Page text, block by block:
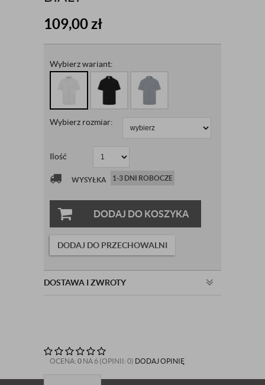
109,00zł
Wybierz wariant:
Wybierz rozmiar:
Ilość
WYSYŁKA 1-3 DNI ROBOCZE
DODAJ DO KOSZYKA
DODAJ DO PRZECHOWALNI
DOSTAWA I ZWROTY
OCENA: 0 NA 6 (OPINII: 0) DODAJ OPINIĘ